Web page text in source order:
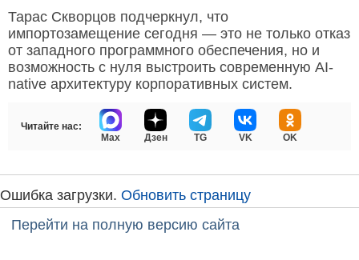
Тарас Скворцов подчеркнул, что
импортозамещение сегодня — это не только отказ
от западного программного обеспечения, но и
возможность с нуля выстроить современную AI-
native архитектуру корпоративных систем.
Читайте нас:
Max
Дзен TG VK OK
Ошибка загрузки. Обновить страницу
Перейти на полную версию сайта